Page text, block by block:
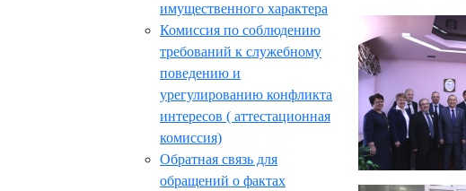
имущественного характера
Комиссия по соблюдению
требований к служебному
поведению и
урегулированию конфликта
интересов ( аттестационная
комиссия)
Обратная связь для
обращений о фактах